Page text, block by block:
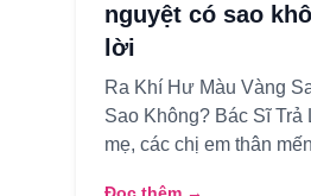
nguyệt có sao
lời
Ra Khí Hư Màu Vàng
Sao Không? Bác Sĩ
mẹ, các chị em thân